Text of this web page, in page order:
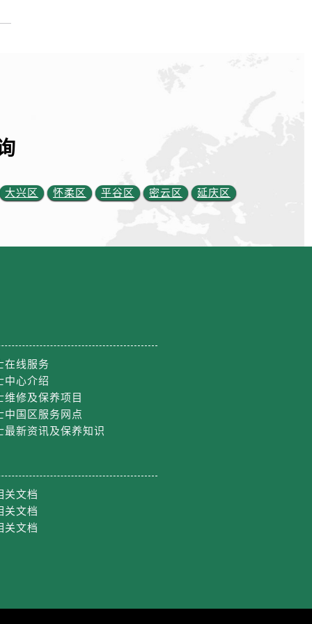
大兴区 怀柔区 平谷区 密云区 延庆区
在线服务
中心介绍
维修及保养项目
中国区服务网点
最新资讯及保养知识
关文档
关文档
关文档